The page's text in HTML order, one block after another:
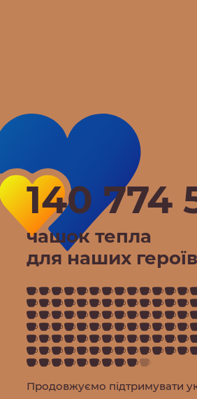
140 774
чашок тепла
для наших героїв
Продовжуємо підтримувати